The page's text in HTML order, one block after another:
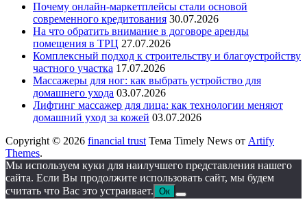
Почему онлайн-маркетплейсы стали основой
современного кредитования 30.07.2026
На что обратить внимание в договоре аренды
помещения в ТРЦ 27.07.2026
Комплексный подход к строительству и благоустройству
частного участка 17.07.2026
Массажеры для ног: как выбрать устройство для
домашнего ухода 03.07.2026
Лифтинг массажер для лица: как технологии меняют
домашний уход за кожей 03.07.2026
Copyright © 2026 financial trust Тема Timely News от Artify
Themes.
Мы используем куки для наилучшего представления нашего
сайта. Если Вы продолжите использовать сайт, мы будем
считать что Вас это устраивает. Ок